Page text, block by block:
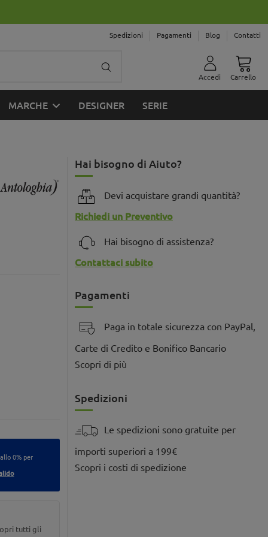
Spedizioni Pagamenti Blog Contatti
Accedi Carrello
MARCHE DESIGNER SERIE
0% per
tutti gli
Hai bisogno di Aiuto?
Devi acquistare grandi quantità?
Richiedi un Preventivo
Hai bisogno di assistenza?
Contattaci subito
Pagamenti
Paga in totale sicurezza con PayPal,
Carte di Credito e Bonifico Bancario
Scopri di più
Spedizioni
Le spedizioni sono gratuite per
importi superiori a 199€
Scopri i costi di spedizione